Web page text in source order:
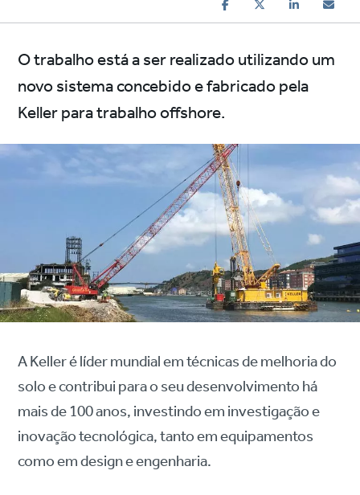
O trabalho está a ser realizado utilizando um
novo sistema concebido e fabricado pela
Keller para trabalho offshore.
A Keller é líder mundial em técnicas de melhoria do
solo e contribui para o seu desenvolvimento há
mais de 100 anos, investindo em investigação e
inovação tecnológica, tanto em equipamentos
como em design e engenharia.